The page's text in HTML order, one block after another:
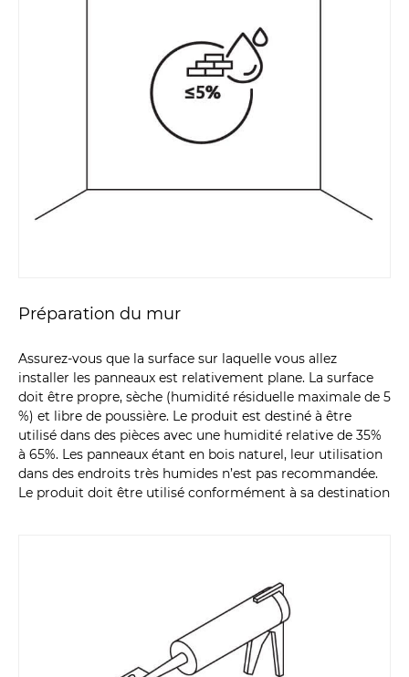
Préparation du mur
Assurez-vous que la surface sur laquelle vous allez
installer les panneaux est relativement plane. La surface
doit être propre, sèche (humidité résiduelle maximale de 5
%) et libre de poussière. Le produit est destiné à être
utilisé dans des pièces avec une humidité relative de 35%
à 65%. Les panneaux étant en bois naturel, leur utilisation
dans des endroits très humides n’est pas recommandée.
Le produit doit être utilisé conformément à sa destination